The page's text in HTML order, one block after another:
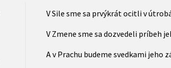
V Sile sme sa prvýkrát ocitli v
V Zmene sme sa dozvedeli príbeh
A v Prachu budeme svedkami jeho